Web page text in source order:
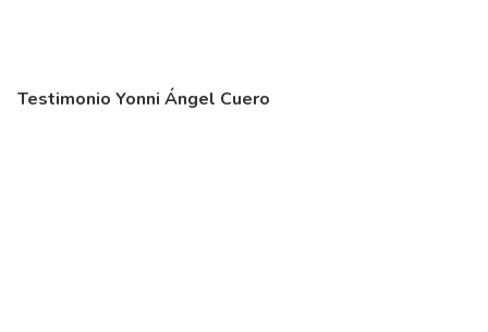
Testimonio Yonni Ángel Cuero